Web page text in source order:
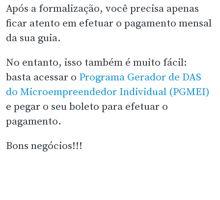
Após a formalização, você precisa apenas
ficar atento em efetuar o pagamento mensal
da sua guia.
No entanto, isso também é muito fácil:
basta acessar o Programa Gerador de DAS
do Microempreendedor Individual (PGMEI)
e pegar o seu boleto para efetuar o
pagamento.
Bons negócios!!!